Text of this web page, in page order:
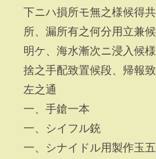
下ニハ損所モ無之様候得
所、漏所有之何分用立兼
明ケ、海水漸次ニ浸入候
捨之手配致置候段、帰報
左之通
一、手鎗一本
一、シイフル銃
一、シナイドル用製作玉